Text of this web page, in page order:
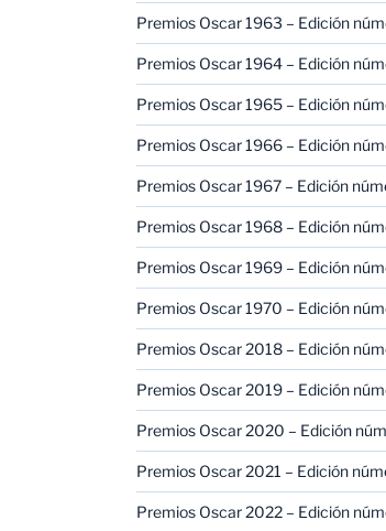
Premios Oscar 1963 – Edición
Premios Oscar 1964 – Edición
Premios Oscar 1965 – Edición
Premios Oscar 1966 – Edición
Premios Oscar 1967 – Edición
Premios Oscar 1968 – Edición
Premios Oscar 1969 – Edición
Premios Oscar 1970 – Edición
Premios Oscar 2018 – Edición
Premios Oscar 2019 – Edición
Premios Oscar 2020 – Edición
Premios Oscar 2021 – Edición
Premios Oscar 2022 – Edición